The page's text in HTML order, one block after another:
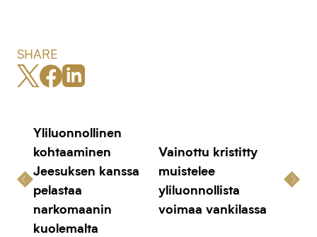
SHARE
Yliluonnollinen
kohtaaminen
Jeesuksen kanssa
pelastaa
narkomaanin
kuolemalta
Vainottu kristitty
muistelee
yliluonnollista
voimaa vankilassa